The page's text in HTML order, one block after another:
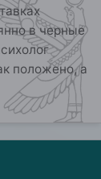
в черные
положено, а